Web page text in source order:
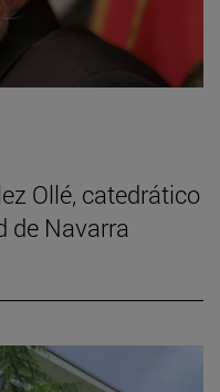
Ollé, catedrático
de Navarra